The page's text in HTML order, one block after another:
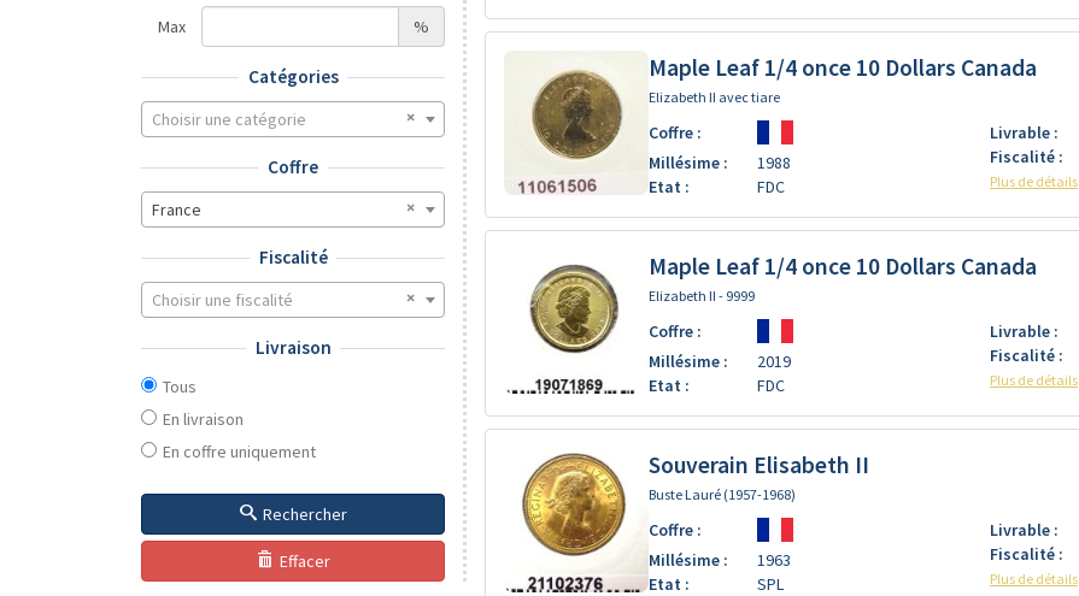
Max %
Catégories
Choisir une catégorie
Coffre
France
Fiscalité
Choisir une fiscalité
Livraison
Tous
En livraison
En coffre uniquement
Rechercher
Effacer
Maple Leaf 1/4 once 10 Dollars Canada
Elizabeth II avec tiare
Coffre :
Millésime :
1988
Etat :
FDC
Livrable :
Fiscalité :
Plus de détails
Maple Leaf 1/4 once 10 Dollars Canada
Elizabeth II - 9999
Coffre :
Millésime :
2019
Etat :
FDC
Livrable :
Fiscalité :
Plus de détails
Souverain Elisabeth II
Buste Lauré (1957-1968)
Coffre :
Millésime :
1963
Etat :
SPL
Livrable :
Fiscalité :
Plus de détails